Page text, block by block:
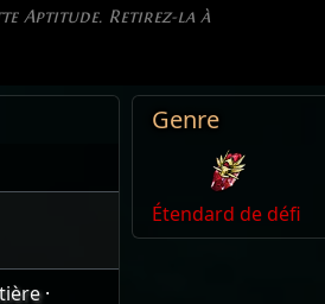
Aptitude. Retirez-la à
·
Genre
Étendard de défi